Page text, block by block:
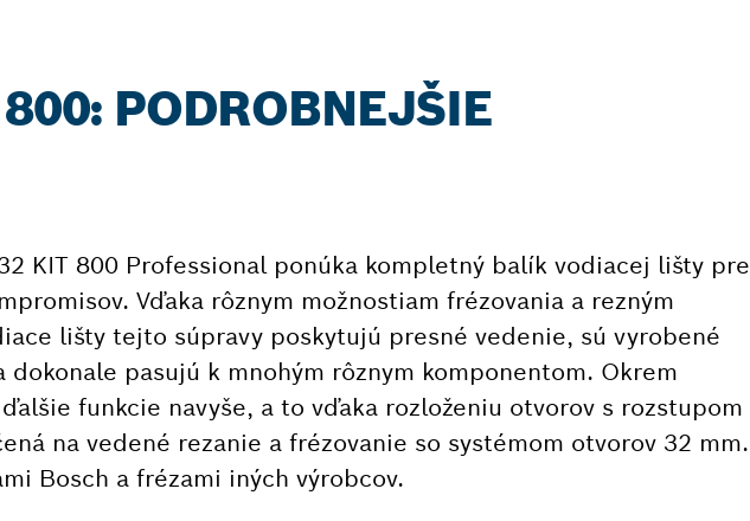
PODROBNEJŠIE
KIT 800 Professional ponúka kompletný balík vodiacej lišty pre
Vďaka rôznym možnostiam frézovania a rezným
lišty tejto súpravy poskytujú presné vedenie, sú vyrobené
pasujú k mnohým rôznym komponentom. Okrem
funkcie navyše, a to vďaka rozloženiu otvorov s rozstupom
na vedené rezanie a frézovanie so systémom otvorov 32 mm.
Bosch a frézami iných výrobcov.